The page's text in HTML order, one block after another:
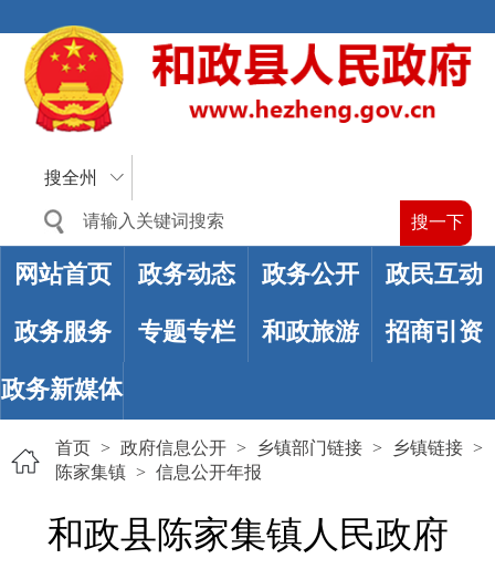
搜全州
网站首页 政务动态 政务公开 政民互动
政务服务 专题专栏 和政旅游 招商引资
政务新媒体
首页 > 政府信息公开 > 乡镇部门链接 > 乡镇链接 >
陈家集镇 > 信息公开年报
和政县陈家集镇人民政府